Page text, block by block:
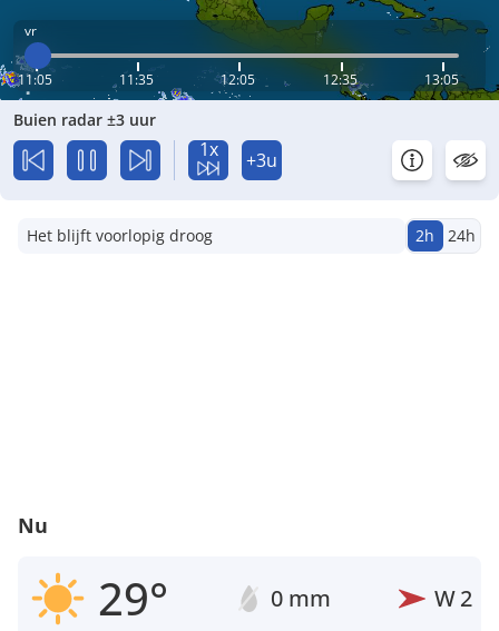
vr
11:05 11:35 12:05 12:35 13:05
Buien radar ±3 uur
1x +3u
Het blijft voorlopig droog 2h 24h
Nu
29° 0 mm W2